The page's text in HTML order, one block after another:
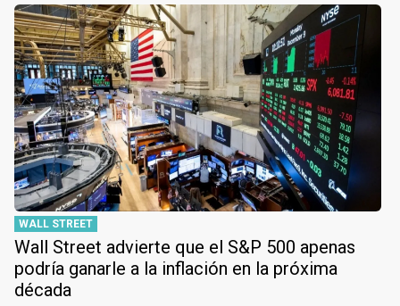
WALL STREET
Wall Street advierte que el S&P 500 apenas
podría ganarle a la inflación en la próxima
década